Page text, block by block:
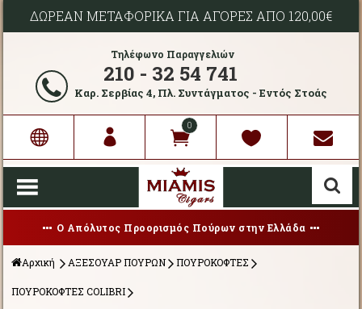
ΔΩΡΕΑΝ ΜΕΤΑΦΟΡΙΚΑ ΓΙΑ ΑΓΟΡΕΣ ΑΠΟ 120,00€
Τηλέφωνο Παραγγελιών
210 - 32 54 741
Καρ. Σερβίας 4, Πλ. Συντάγματος - Εντός Στοάς
0
Ο Απόλυτος Προορισμός Πούρων στην Ελλάδα
Αρχική ΑΞΕΣΟΥΑΡ ΠΟΥΡΩΝ ΠΟΥΡΟΚΟΦΤΕΣ
ΠΟΥΡΟΚΟΦΤΕΣ COLIBRI